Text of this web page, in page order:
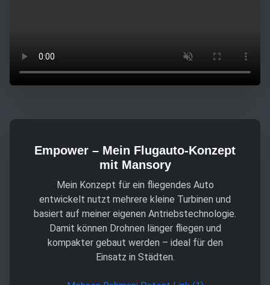
Empower – Mein Flugauto-Konzept
mit Mansory
Mein Konzept für ein fliegendes Auto
entwickelt nutzt mehrere kleine Turbinen und
basiert auf meiner eigenen Antriebstechnologie.
Damit können Drohnen länger fliegen und
kompakter gebaut werden – ideal für den
Einsatz in Städten.